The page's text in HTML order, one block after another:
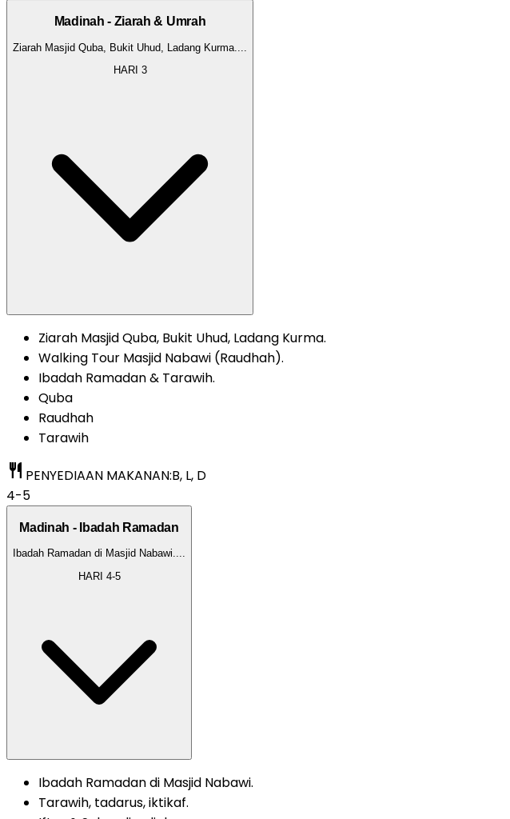
Madinah - Ziarah & Umrah
Ziarah Masjid Quba, Bukit Uhud, Ladang Kurma.
HARI 3
Ziarah Masjid Quba, Bukit Uhud, Ladang Kurma.
Walking Tour Masjid Nabawi (Raudhah).
Ibadah Ramadan & Tarawih.
Quba
Raudhah
Tarawih
restaurant PENYEDIAAN MAKANAN:B, L, D
4-5
Madinah - Ibadah Ramadan
Ibadah Ramadan di Masjid Nabawi....
HARI 4-5
Ibadah Ramadan di Masjid Nabawi.
Tarawih, tadarus, iktikaf.